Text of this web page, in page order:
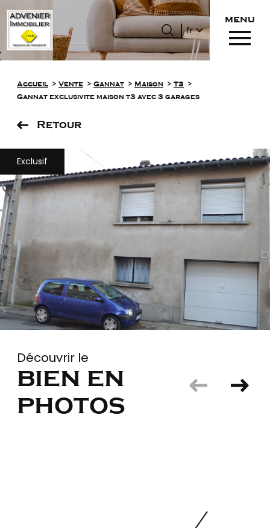
menu
Langue
fr
Accueil 0 Langue
fr
Accueil Vente Gannat Maison
T3
Gannat exclusivite maison t3 avec 3 garages
Retour
Exclusif
Découvrir le
bien en
photos